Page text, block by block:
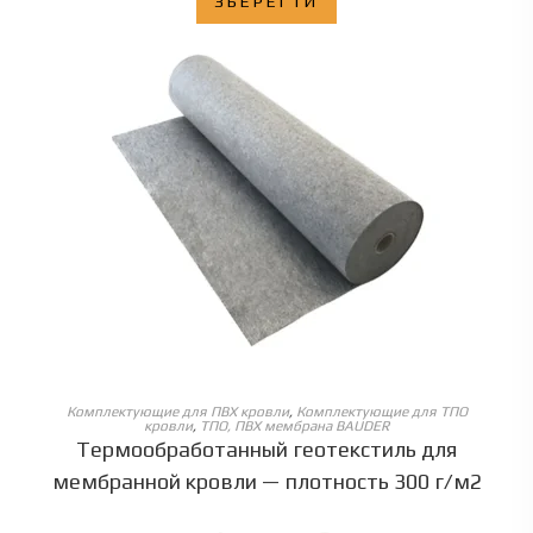
ОБЕРІТЬ ОПЦІЇ
Комплектующие для ПВХ кровли, Комплектующие для ТПО
кровли, ТПО, ПВХ мембрана BAUDER
Термообработанный геотекстиль для
мембранной кровли — плотность 300 г/м2